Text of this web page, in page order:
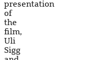
presentation
of
the
film,
Uli
Sigg